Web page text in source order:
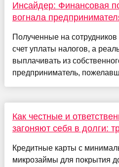
Инсайдер: Финансовая
вогнала
Полученные на сотрудников
счет уплаты налогов, а
выплачивать из
предприниматель,
Как честные и
загоняют себя в долги:
Кредитные карты с
микрозаймы для покрытия